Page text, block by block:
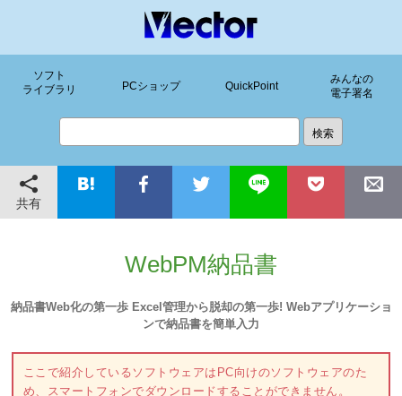
ソフト
ライブラリ
PCショップ QuickPoint
みんなの
電子署名
共有
WebPM納品書
納品書Web化の第一歩 Excel管理から脱却の第一歩! Webアプリケーショ
ンで納品書を簡単入力
ここで紹介しているソフトウェアはPC向けのソフトウェアのた
め、スマートフォンでダウンロードすることができません。